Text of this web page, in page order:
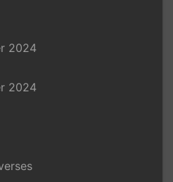
2024
2024